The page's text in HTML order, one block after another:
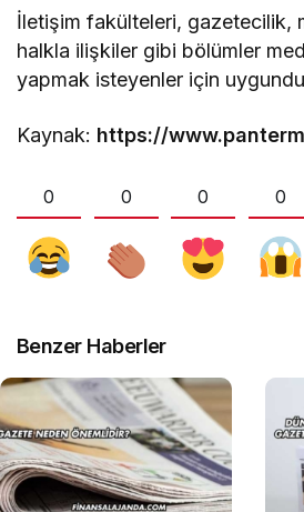
İletişim fakülteleri, gazetecilik,
halkla ilişkiler gibi bölümler
yapmak isteyenler için
Kaynak: https://
0 0 0 0
Benzer Haberler